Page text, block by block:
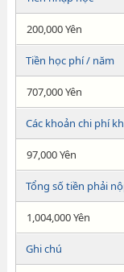
200,000 Yên
Tiền học phí / năm
707,000 Yên
Các khoản chi phí
97,000 Yên
Tổng số tiền phải
1,004,000 Yên
Ghi chú